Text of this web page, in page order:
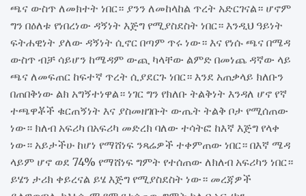
ጫና ውስጥ ለመክተት ነበር። ያንን ለመከላከል ጥረት አድርገናል። ሆኖም
ግን በዕለቱ የነበረነው ዳኝነት እጅግ የሚያስደስት ነበር። እንዲህ ዓይነት
ፍትሐዊነት ያለው ዳኝነት ሲኖር በጣም ጥሩ ነው። እና የነሱ ጫና በሜዳ
ውስጥ ብቻ ሳይሆን ከሜዳም ውጪ ካላቸው ልምድ በመነጨ ዳኛው ላይ
ጫና ለመፍጠር ከፍተኛ ጥረት ሲያደርጉ ነበር። እንደ አጠቃላይ ክለቡን
በጠበቅነው ልክ አግኝተነዋል። ነገር ግን የክለቡ ትልቅነት እንዳለ ሆኖ የኛ
ተጫዋቾች ቁርጠኝነት እና ያስመዘገቡት ውጤት ትልቅ ቦታ የሚሰጠው
ነው። ክለብ አፍሪካ በአፍሪካ መድረክ ባለው ተሳትፎ ከእኛ እጅግ የላቀ
ነው። አይታችሁ ከሆነ የማሸነፍ ንጻሬዎች ተቀምጠው ነበር። በእኛ ሜዳ
ላይም ሆኖ ወደ 74% የማሸነፍ ግምት የተሰጠው ለክለብ አፍሪካን ነበር።
ይሄን ታሪክ ቀይረናል ይሄ እጅግ የሚያስደስት ነው። መረጃዎች